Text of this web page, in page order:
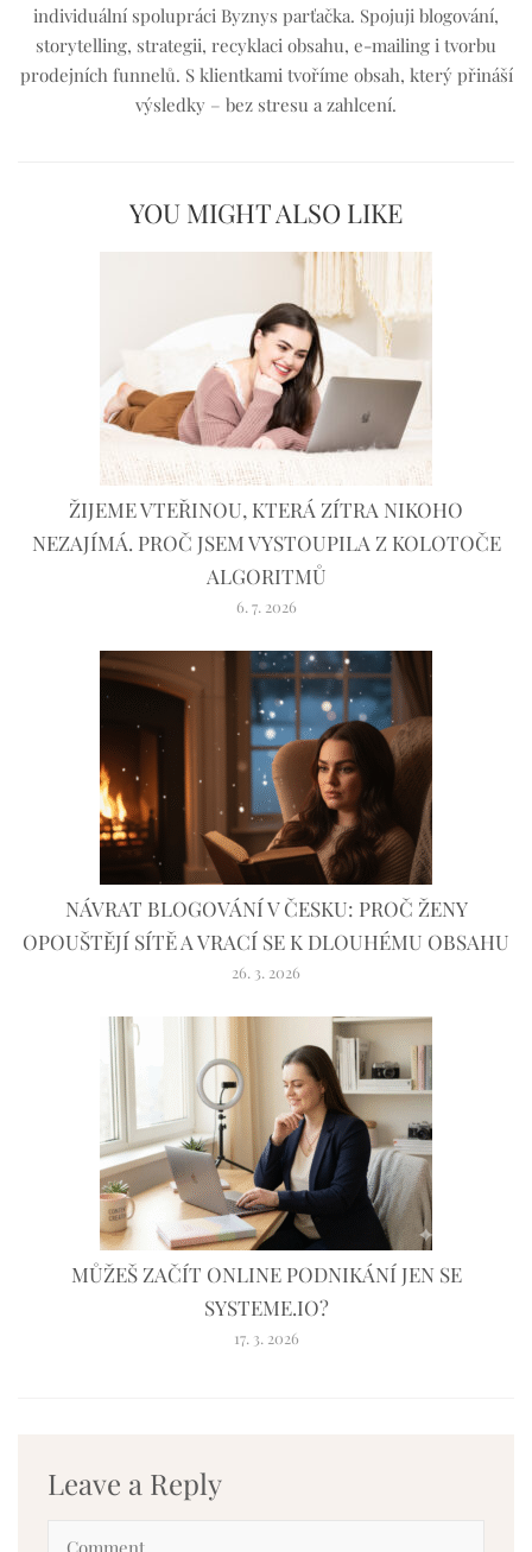
individuální spolupráci Byznys parťačka. Spojuji blogování,
storytelling, strategii, recyklaci obsahu, e-mailing i tvorbu
prodejních funnelů. S klientkami tvoříme obsah, který přináší
výsledky – bez stresu a zahlcení.
YOU MIGHT ALSO LIKE
ŽIJEME VTEŘINOU, KTERÁ ZÍTRA NIKOHO
NEZAJÍMÁ. PROČ JSEM VYSTOUPILA Z KOLOTOČE
ALGORITMŮ
6. 7. 2026
NÁVRAT BLOGOVÁNÍ V ČESKU: PROČ ŽENY
OPOUŠTĚJÍ SÍTĚ A VRACÍ SE K DLOUHÉMU OBSAHU
26. 3. 2026
MŮŽEŠ ZAČÍT ONLINE PODNIKÁNÍ JEN SE
SYSTEME.IO?
17. 3. 2026
Leave a Reply